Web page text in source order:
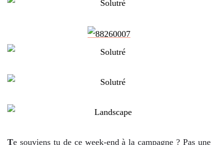
Te souviens tu de ce week-end à la campagne ? Pas une